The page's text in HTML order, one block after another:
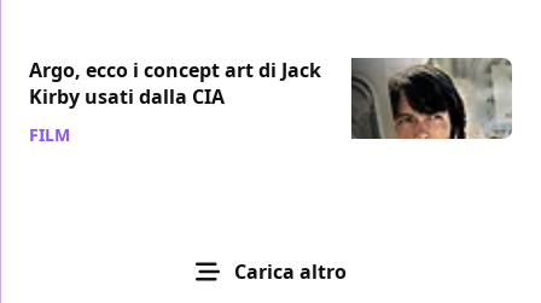
Argo, ecco i concept art di Jack
Kirby usati dalla CIA
FILM
Carica altro